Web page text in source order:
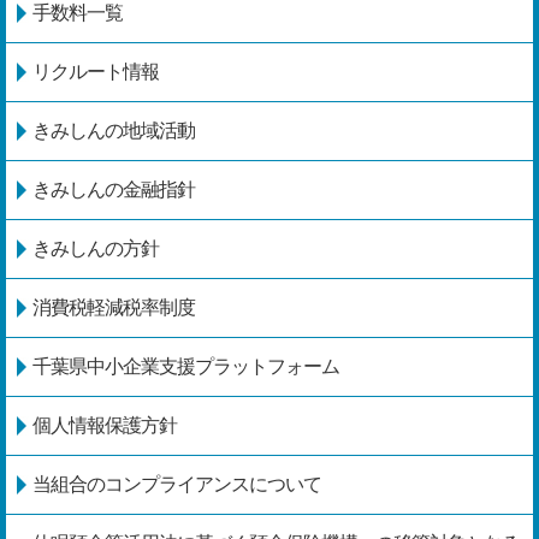
手数料一覧
リクルート情報
きみしんの地域活動
きみしんの金融指針
きみしんの方針
消費税軽減税率制度
千葉県中小企業支援プラットフォーム
個人情報保護方針
当組合のコンプライアンスについて